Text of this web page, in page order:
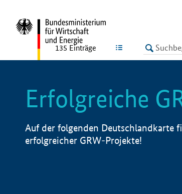
LISTE
135 Einträge
Erfolgreiche
Auf der folgenden Deutschlandkarte
erfolgreicher GRW-Projekte!